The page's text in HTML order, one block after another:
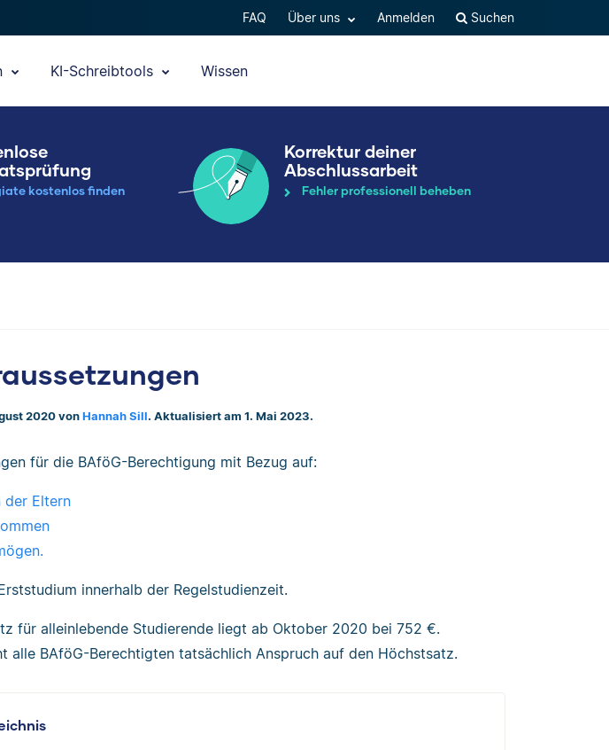
FAQ Über uns Anmelden Suchen
KI-Schreibtools Wissen
kostenlos finden
Korrektur deiner
Abschlussarbeit
Fehler professionell beheben
2020 von Hannah Sill. Aktualisiert am 1. Mai 2023.
für die BAföG-Berechtigung mit Bezug auf:
der Eltern
innerhalb der Regelstudienzeit.
für alleinlebende Studierende liegt ab Oktober 2020 bei 752 €.
alle BAföG-Berechtigten tatsächlich Anspruch auf den Höchstsatz.